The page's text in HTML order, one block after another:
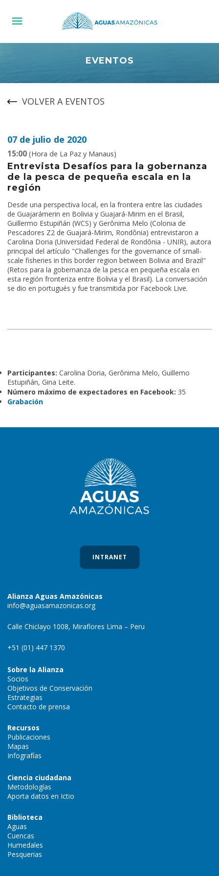
EVENTOS
VOLVER A EVENTOS
07 de julio de 2020
15:00 (Hora de La Paz y Manaus)
Entrevista Desafíos para la gobernanza
de la pesca de pequeña escala en la
región
Desde una perspectiva local, en la frontera entre las ciudades
de Guajarámerin en Bolivia y Guajará-Mirim en el Brasil,
Guillermo Estupiñán (WCS) y Gerônima Melo (Colonia de
Pescadores Z2 de Guajará-Mirim, Rondônia) entrevistaron a
Carolina Doria (Universidad Federal de Rondônia - UNIR), autora
principal del artículo "Challenges for the governance of small-
scale fisheries in this border region between Bolivia and Brazil"
(Retos para la gobernanza de la pesca en pequeña escala en
esta región fronteriza entre Bolivia y el Brasil). La conversación
se dio en portugués y fue transmitida por Facebook Live.
Participantes: Carolina Doria, Gerônima Melo, Guillemo
Estupiñán, Gina Leite.
Número máximo de expectadores en Facebook: 35
Grabación
INTRANET
Alianza Aguas Amazónicas
info@aguasamazonicas.org
Calle Chiclayo 1008, Miraflores Lima – Peru
+51 (01) 447 1370
Sobre la Alianza
Socios
Objetivos de Conservación
Estrategias
Contacto de prensa
Recursos
Publicaciones
Mapas
Infografías
Ciencia ciudadana
Metodologías
Aporta datos en Ictio
Biblioteca
Aguas
Cuencas
Humedales
Pesquerias